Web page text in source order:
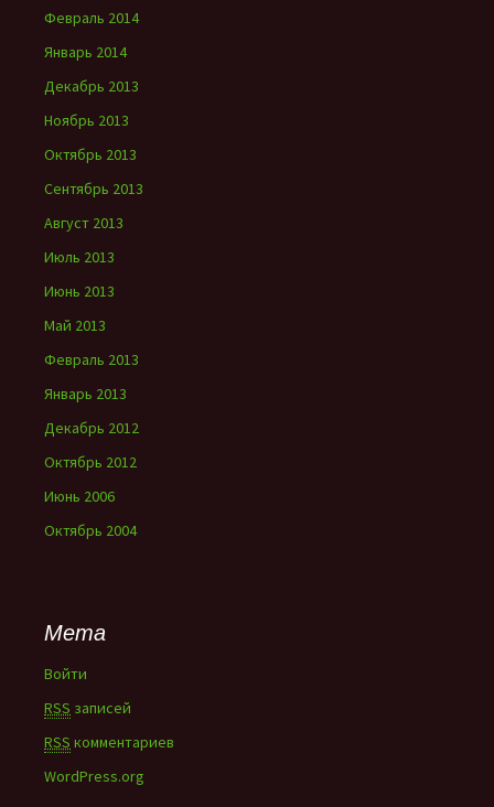
Февраль 2014
Январь 2014
Декабрь 2013
Ноябрь 2013
Октябрь 2013
Сентябрь 2013
Август 2013
Июль 2013
Июнь 2013
Май 2013
Февраль 2013
Январь 2013
Декабрь 2012
Октябрь 2012
Июнь 2006
Октябрь 2004
Мета
Войти
RSS записей
RSS комментариев
WordPress.org